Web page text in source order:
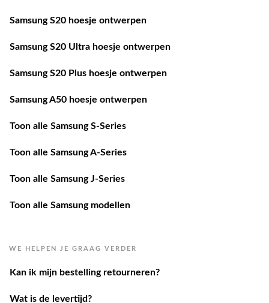
Samsung S20 hoesje ontwerpen
Samsung S20 Ultra hoesje ontwerpen
Samsung S20 Plus hoesje ontwerpen
Samsung A50 hoesje ontwerpen
Toon alle Samsung S-Series
Toon alle Samsung A-Series
Toon alle Samsung J-Series
Toon alle Samsung modellen
WE HELPEN JE GRAAG VERDER
Kan ik mijn bestelling retourneren?
Wat is de levertijd?